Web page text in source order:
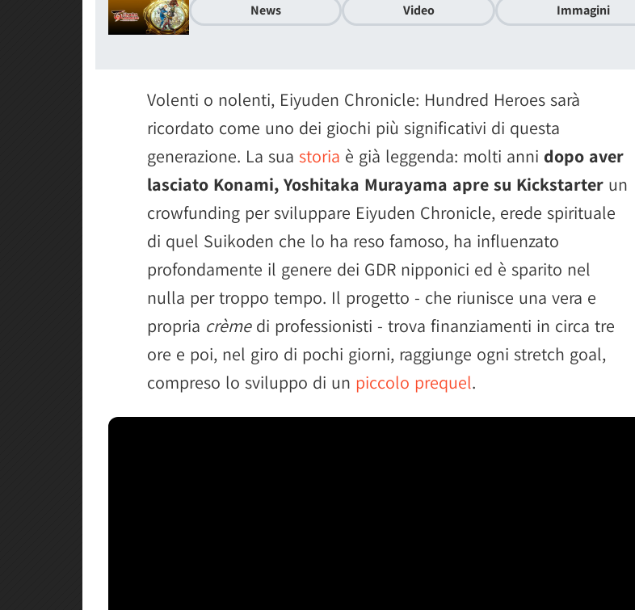
News Video Immagini
Volenti o nolenti, Eiyuden Chronicle: Hundred Heroes sarà
ricordato come uno dei giochi più significativi di questa
generazione. La sua storia è già leggenda: molti anni dopo aver
lasciato Konami, Yoshitaka Murayama apre su Kickstarter un
crowfunding per sviluppare Eiyuden Chronicle, erede spirituale
di quel Suikoden che lo ha reso famoso, ha influenzato
profondamente il genere dei GDR nipponici ed è sparito nel
nulla per troppo tempo. Il progetto - che riunisce una vera e
propria crèmedi professionisti - trova finanziamenti in circa tre
ore e poi, nel giro di pochi giorni, raggiunge ogni stretch goal,
compreso lo sviluppo di un piccolo prequel.